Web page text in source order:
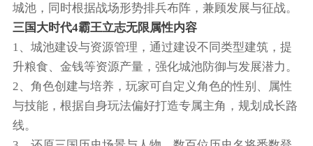
城池，同时根据战场形势排兵布阵，兼顾发展与征战。
三国大时代4霸王立志无限属性内容
1、城池建设与资源管理，通过建设不同类型建筑，提
升粮食、金钱等资源产量，强化城池防御与发展潜力。
2、角色创建与培养，玩家可自定义角色的性别、属性
与技能，根据自身玩法偏好打造专属主角，规划成长路
线。